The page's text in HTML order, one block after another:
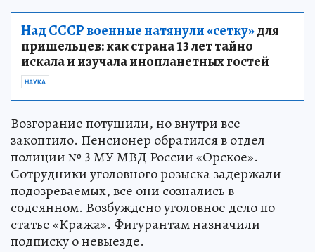
Над СССР военные натянули «сетку»для
пришельцев: как страна 13 лет тайно
искала и изучала инопланетных гостей
НАУКА
Возгорание потушили, но внутри все
закоптило. Пенсионер обратился в отдел
полиции № 3 МУ МВД России «Орское».
Сотрудники уголовного розыска задержали
подозреваемых, все они сознались в
содеянном. Возбуждено уголовное дело по
статье «Кража». Фигурантам назначили
подписку о невыезде.